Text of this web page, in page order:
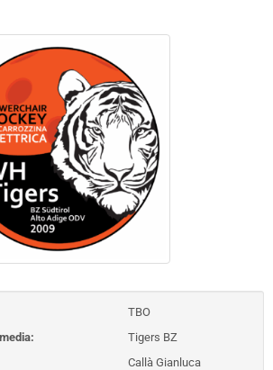
TBO
Tigers BZ
Callà Gianluca